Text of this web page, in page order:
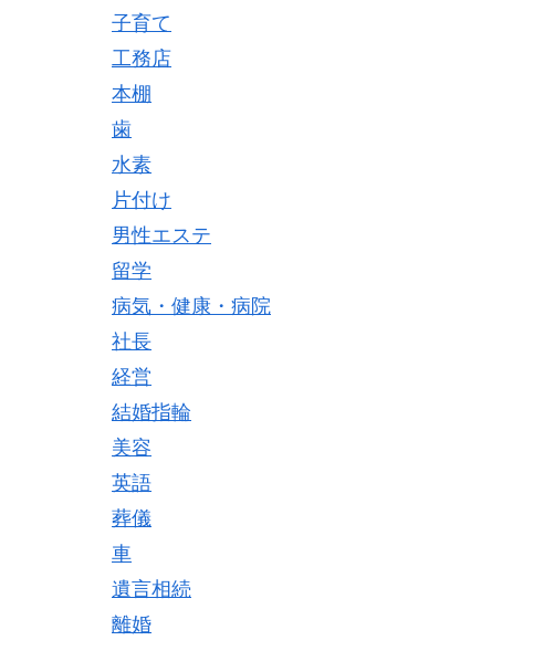
子育て
工務店
本棚
歯
水素
片付け
男性エステ
留学
病気・健康・病院
社長
経営
結婚指輪
美容
英語
葬儀
車
遺言相続
離婚